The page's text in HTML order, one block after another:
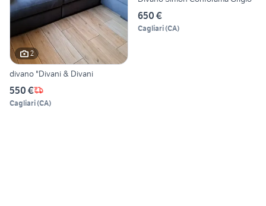
2
divano "Divani & Divani
550 €
Cagliari(CA)
650 €
Cagliari(CA)